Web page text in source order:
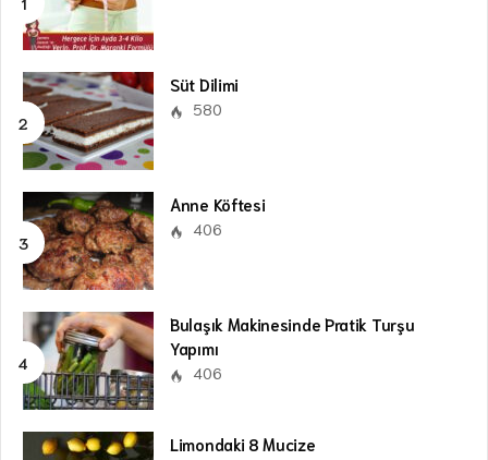
Süt Dilimi
580
Anne Köftesi
406
Bulaşık Makinesinde Pratik Turşu
Yapımı
406
Limondaki 8 Mucize